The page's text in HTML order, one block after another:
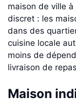
maison de ville
discret : les
dans des
cuisine locale
moins de
livraison de
Maison